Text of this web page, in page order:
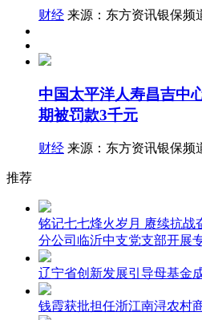
财经 来源：东方资讯银保频
中国太平洋人寿昌吉中
期被罚款3千元
财经 来源：东方资讯银保频
推荐
铭记七七烽火岁月 赓续抗
分公司临沂中支党支部开展
辽宁省创新发展引导母基金
钱霞获批担任浙江南浔农村